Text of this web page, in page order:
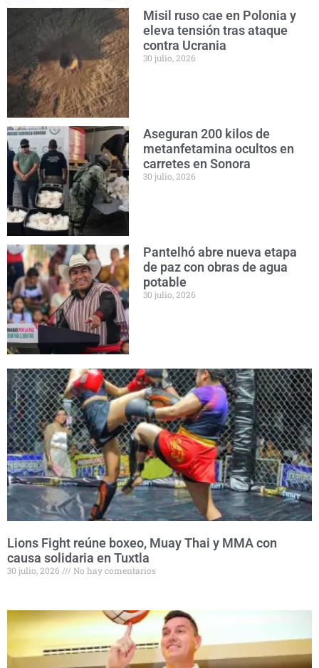
Misil ruso cae en Polonia y
eleva tensión tras ataque
contra Ucrania
30 julio, 2026
Aseguran 200 kilos de
metanfetamina ocultos en
carretes en Sonora
30 julio, 2026
Pantelhó abre nueva etapa
de paz con obras de agua
potable
30 julio, 2026
Lions Fight reúne boxeo, Muay Thai y MMA con
causa solidaria en Tuxtla
30 julio, 2026 No hay comentarios